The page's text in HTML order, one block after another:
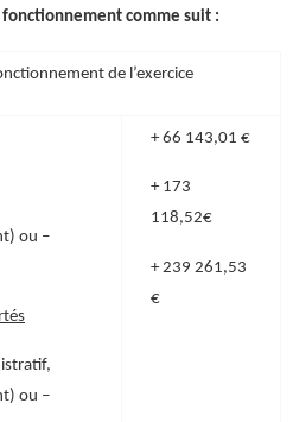
fonctionnement comme suit :
de l’exercice
ou –
ou –
+ 66 143,01 €
+ 173
118,52€
+ 239 261,53
€